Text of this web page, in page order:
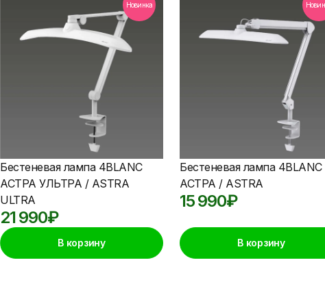
Новинка
Бестеневая лампа 4BLANC
АСТРА УЛЬТРА / ASTRA
ULTRA
21 990₽
В корзину
Бестеневая лампа 4BLANC
АСТРА / ASTRA
15 990₽
В корзину